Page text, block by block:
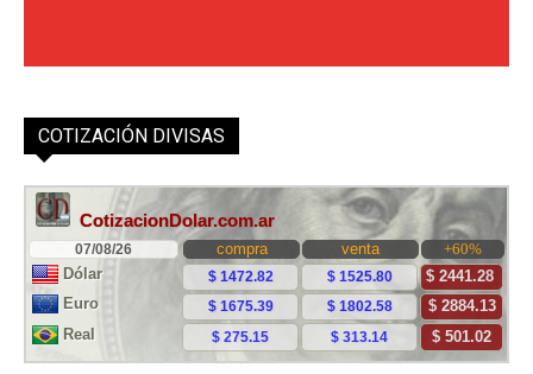
COTIZACIÓN DIVISAS